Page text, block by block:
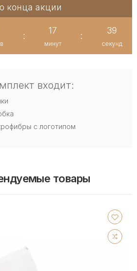
конца акции
:
17
минут
:
39
секунд
входит:
с логотипом
товары